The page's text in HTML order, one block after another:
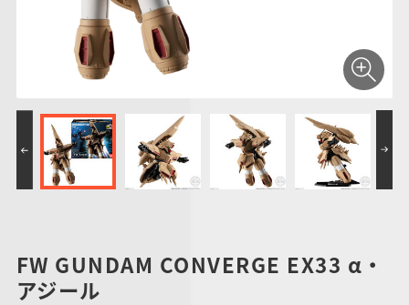
PROJECT R.E.D.・
スーパー戦隊シリー
ズ
ポケットモンスター
サンリオキャラクタ
ーズ
つりグミ SMPシリーズ キャラデコ
FW GUNDAM CONVERGE EX33 α・
アジール